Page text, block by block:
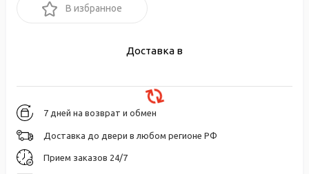
В избранное
Доставка в
7 дней на возврат и обмен
Доставка до двери в любом регионе РФ
Прием заказов 24/7